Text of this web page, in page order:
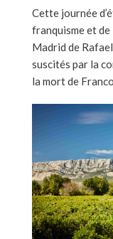
Cette journée
franquisme et
Madrid de
suscités par la
la mort de